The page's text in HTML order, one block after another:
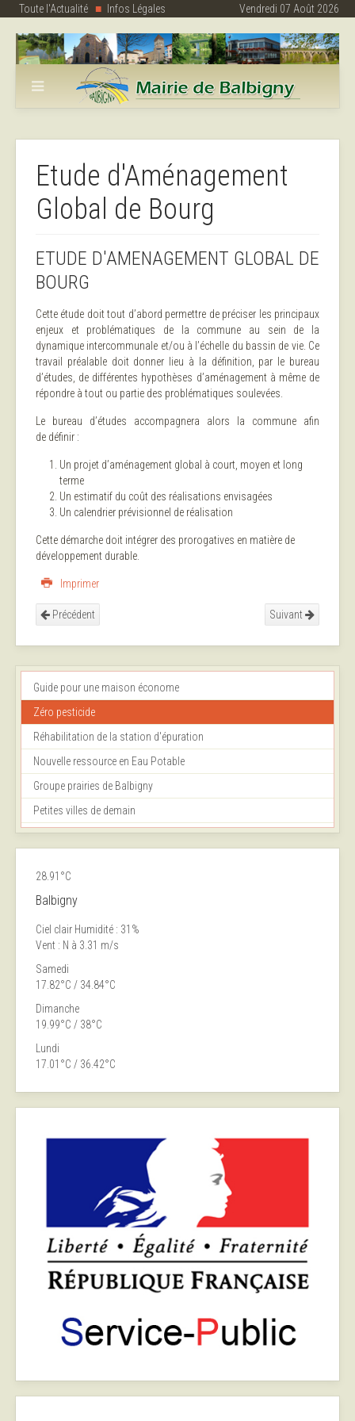
Toute l'Actualité Infos Légales Vendredi 07 Août 2026
Etude d'Aménagement
Global de Bourg
ETUDE D'AMENAGEMENT GLOBAL DE
BOURG
Cette étude doit tout d’abord permettre de préciser les principaux
enjeux et problématiques de la commune au sein de la
dynamique intercommunale et/ou à l’échelle du bassin de vie. Ce
travail préalable doit donner lieu à la définition, par le bureau
d’études, de différentes hypothèses d’aménagement à même de
répondre à tout ou partie des problématiques soulevées.
Le bureau d’études accompagnera alors la commune afin
de définir :
Un projet d’aménagement global à court, moyen et long
terme
Un estimatif du coût des réalisations envisagées
Un calendrier prévisionnel de réalisation
Cette démarche doit intégrer des prorogatives en matière de
développement durable.
Imprimer
Précédent Suivant
Guide pour une maison économe
Zéro pesticide
Réhabilitation de la station d'épuration
Nouvelle ressource en Eau Potable
Groupe prairies de Balbigny
Petites villes de demain
28.91°C
Balbigny
Ciel clair Humidité : 31%
Vent : N à 3.31 m/s
Samedi
17.82°C / 34.84°C
Dimanche
19.99°C / 38°C
Lundi
17.01°C / 36.42°C